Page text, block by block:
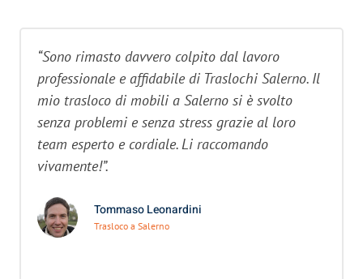
“Sono rimasto davvero colpito dal lavoro
professionale e affidabile di Traslochi Salerno. Il
mio trasloco di mobili a Salerno si è svolto
senza problemi e senza stress grazie al loro
team esperto e cordiale. Li raccomando
vivamente!”.
Tommaso Leonardini
Trasloco a Salerno